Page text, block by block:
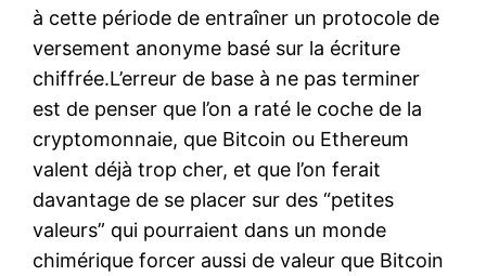
à cette période de entraîner un protocole de
versement anonyme basé sur la écriture
chiffrée.L’erreur de base à ne pas terminer
est de penser que l’on a raté le coche de la
cryptomonnaie, que Bitcoin ou Ethereum
valent déjà trop cher, et que l’on ferait
davantage de se placer sur des “petites
valeurs” qui pourraient dans un monde
chimérique forcer aussi de valeur que Bitcoin